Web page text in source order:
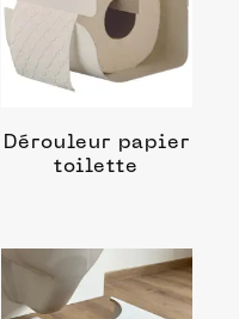
Dérouleur papier
toilette